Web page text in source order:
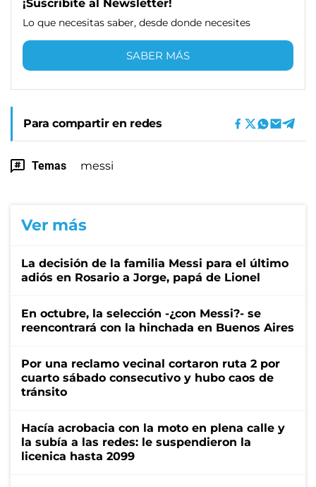
¡Suscribite al Newsletter!
Lo que necesitas saber, desde donde necesites
SABER MÁS
Para compartir en redes
Temas messi
Ver más
La decisión de la familia Messi para el último
adiós en Rosario a Jorge, papá de Lionel
En octubre, la selección -¿con Messi?- se
reencontrará con la hinchada en Buenos Aires
Por una reclamo vecinal cortaron ruta 2 por
cuarto sábado consecutivo y hubo caos de
tránsito
Hacía acrobacia con la moto en plena calle y
la subía a las redes: le suspendieron la
licenica hasta 2099